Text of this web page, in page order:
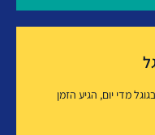
מדי יום, הגיע הזמן